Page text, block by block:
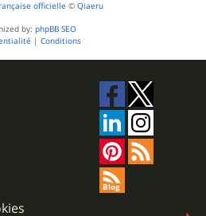
officielle © Qiaeru
by: phpBB SEO
| Conditions